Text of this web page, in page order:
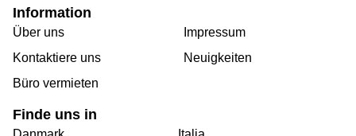
Information
Über uns
Kontaktiere uns
Büro vermieten
Impressum
Neuigkeiten
Finde uns in